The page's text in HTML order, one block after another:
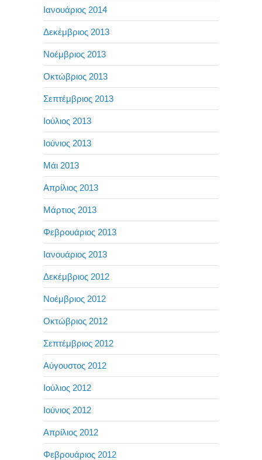
Ιανουάριος 2014
Δεκέμβριος 2013
Νοέμβριος 2013
Οκτώβριος 2013
Σεπτέμβριος 2013
Ιούλιος 2013
Ιούνιος 2013
Μάι 2013
Απρίλιος 2013
Μάρτιος 2013
Φεβρουάριος 2013
Ιανουάριος 2013
Δεκέμβριος 2012
Νοέμβριος 2012
Οκτώβριος 2012
Σεπτέμβριος 2012
Αύγουστος 2012
Ιούλιος 2012
Ιούνιος 2012
Απρίλιος 2012
Φεβρουάριος 2012